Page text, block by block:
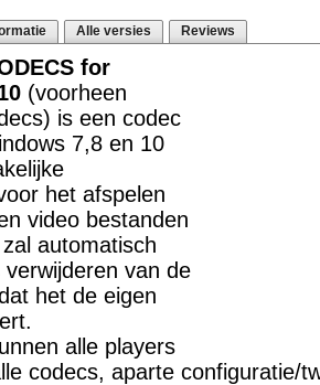
Alle versies Reviews
for
(voorheen
is een codec
7,8 en 10
het afspelen
video bestanden
automatisch
van de
het de eigen
alle players
codecs, aparte configuratie/